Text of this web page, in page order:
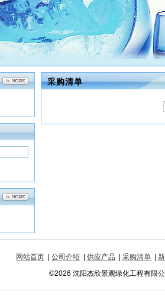
采购清单
网站首页 公司介绍 供应产品 采购清单
©2026 沈阳杰欣景观绿化工程有限